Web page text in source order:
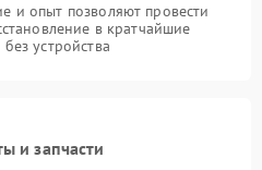
и опыт позволяют провести
в кратчайшие
устройства
и запчасти